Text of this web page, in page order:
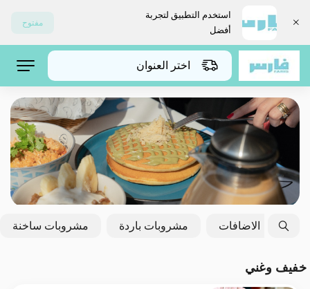
استخدم التطبيق لتجربة
أفضل
مفتوح
اختر العنوان
الاضافات مشروبات باردة مشروبات ساخنة
خفيف وغني